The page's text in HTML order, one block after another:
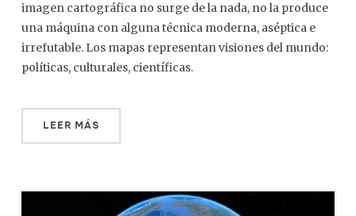
imagen cartográfica no surge de la nada, no la produce
una máquina con alguna técnica moderna, aséptica e
irrefutable. Los mapas representan visiones del mundo:
políticas, culturales, científicas.
LEER MÁS